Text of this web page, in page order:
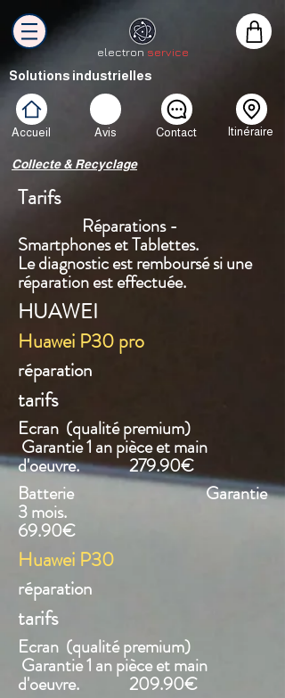
electron service
Solutions industrielles
Accueil Avis Contact Itinéraire
Collecte & Recyclage
Tarifs
Réparations -
Smartphones et Tablettes.
Le diagnostic est remboursé si une
réparation est effectuée.
HUAWEI
Huawei P30 pro
réparation
tarifs
Ecran (qualité premium)
Garantie 1 an pièce et main
d'oeuvre. 279.90€
Batterie Garantie
3 mois.
69.90€
Huawei P30
réparation
tarifs
Ecran (qualité premium)
Garantie 1 an pièce et main
d'oeuvre. 209.90€